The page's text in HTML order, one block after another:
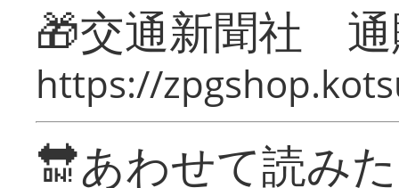
🎁交通新聞社
https://
🔛あわせて読み